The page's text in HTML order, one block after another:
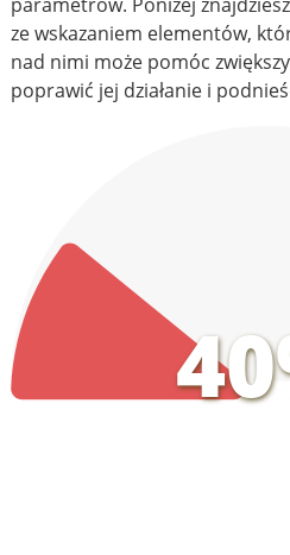
ze wskazaniem elementów,
nad nimi może pomóc
poprawić jej działanie i